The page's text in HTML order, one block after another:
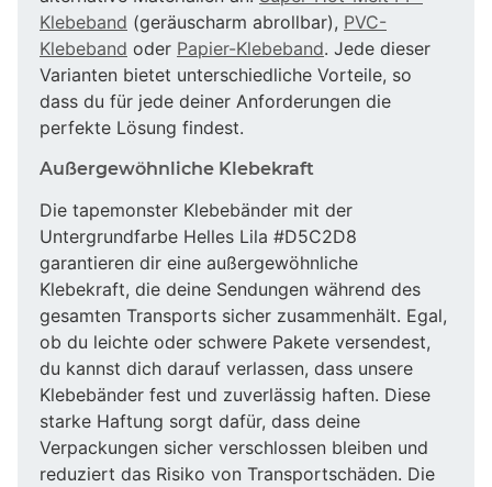
Klebeband (geräuscharm abrollbar), PVC-
Klebeband oder Papier-Klebeband. Jede dieser
Varianten bietet unterschiedliche Vorteile, so
dass du für jede deiner Anforderungen die
perfekte Lösung findest.
Außergewöhnliche Klebekraft
Die tapemonster Klebebänder mit der
Untergrundfarbe Helles Lila #D5C2D8
garantieren dir eine außergewöhnliche
Klebekraft, die deine Sendungen während des
gesamten Transports sicher zusammenhält. Egal,
ob du leichte oder schwere Pakete versendest,
du kannst dich darauf verlassen, dass unsere
Klebebänder fest und zuverlässig haften. Diese
starke Haftung sorgt dafür, dass deine
Verpackungen sicher verschlossen bleiben und
reduziert das Risiko von Transportschäden. Die